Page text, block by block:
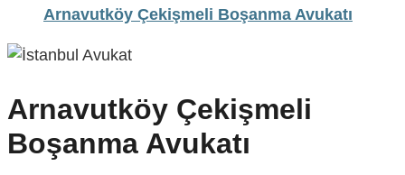
Arnavutköy Çekişmeli Boşanma Avukatı
Arnavutköy Çekişmeli
Boşanma Avukatı